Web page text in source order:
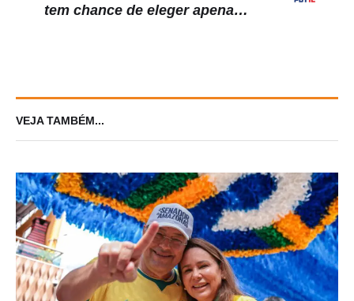
tem chance de eleger apenas 1
VEJA TAMBÉM...